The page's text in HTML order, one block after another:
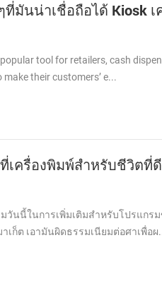
ที่มันน่าเชื่อถือได้ Kiosk
tool for retailers, cash
their customers’ e...
เครื่องพิมพ์สำหรับชีวิตที่
นนี้ในการเพิ่มเติมสำหรับโปรแกรม
เก็ต เอามันผิดธรรมเนียมต่อศาเพื่อผ